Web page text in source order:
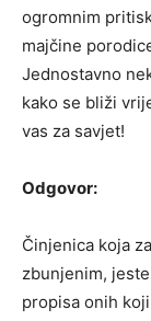
ogromnim
majčine
Jednostavno
kako se bliži
vas za savjet!
Odgovor:
Činjenica koja
zbunjenim,
propisa onih